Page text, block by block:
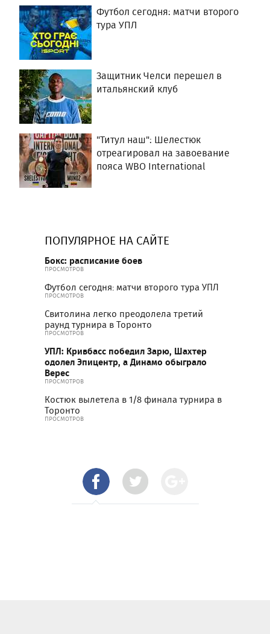
Футбол сегодня: матчи второго
тура УПЛ
Защитник Челси перешел в
итальянский клуб
"Титул наш": Шелестюк
отреагировал на завоевание
пояса WBO International
ПОПУЛЯРНОЕ НА САЙТЕ
Бокс: расписание боев
ПРОСМОТРОВ
Футбол сегодня: матчи второго тура УПЛ
ПРОСМОТРОВ
Свитолина легко преодолела третий
раунд турнира в Торонто
ПРОСМОТРОВ
УПЛ: Кривбасс победил Зарю, Шахтер
одолел Эпицентр, а Динамо обыграло
Верес
ПРОСМОТРОВ
Костюк вылетела в 1/8 финала турнира в
Торонто
ПРОСМОТРОВ